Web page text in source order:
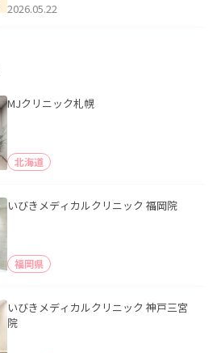
た。
2026.05.22
MJクリニック札幌
北海道
いびきメディカルクリニック 福岡院
福岡県
いびきメディカルクリニック 神戸三宮
院